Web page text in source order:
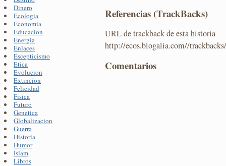
Dinero
Ecologia
Economia
Educacion
Energia
Enlaces
Escepticismo
Etica
Evolucion
Extincion
Felicidad
Fisica
Futuro
Genetica
Globalizacion
Guerra
Historia
Humor
Islam
Libros
Referencias (TrackBacks)
URL de trackback de esta historia
http://ecos.blogalia.com//
Comentarios